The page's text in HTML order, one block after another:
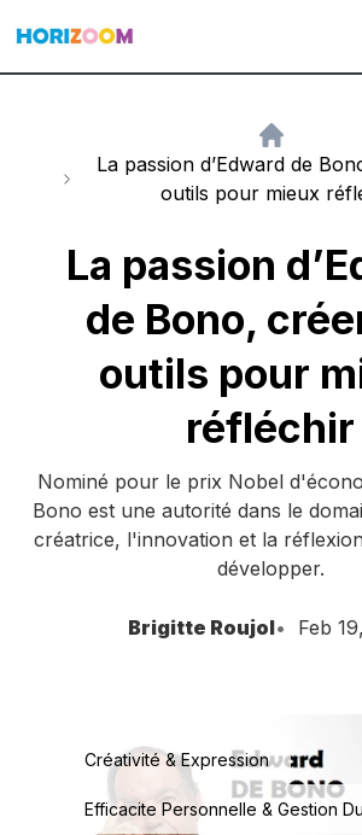
La passion d’Edward de
outils pour mieux
La passion
de Bono,
outils pour
réfléchir
Nominé pour le prix Nobel
Bono est une autorité dans le
créatrice, l'innovation et la
développer.
Brigitte Roujol Feb
Créativité & Expression
Efficacite Personnelle & Gestion